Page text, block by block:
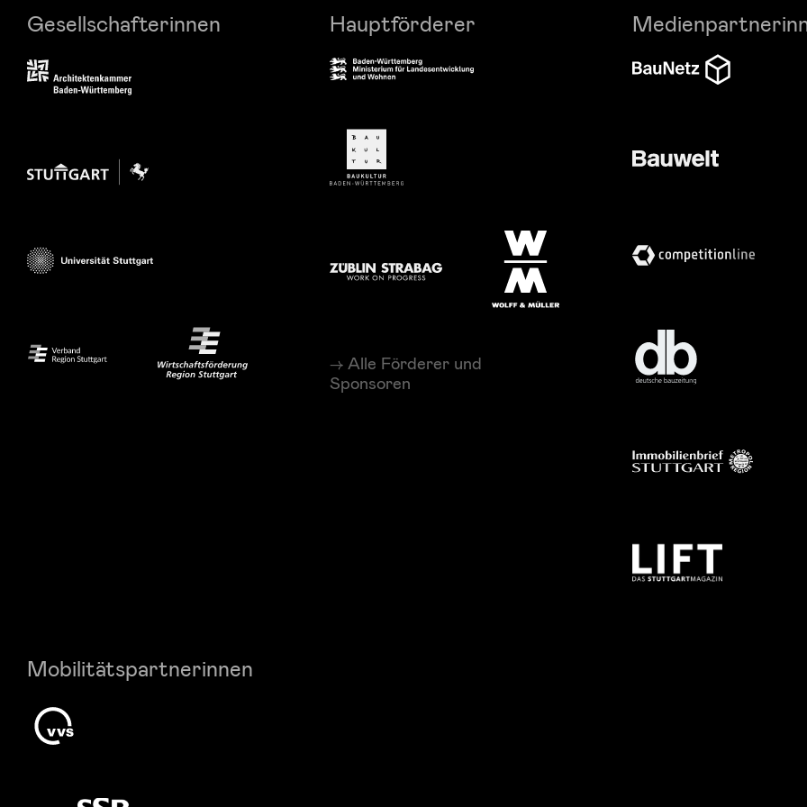
Gesellschafterinnen Hauptförderer
Alle Förderer und
Sponsoren
Mobilitätspartnerinnen